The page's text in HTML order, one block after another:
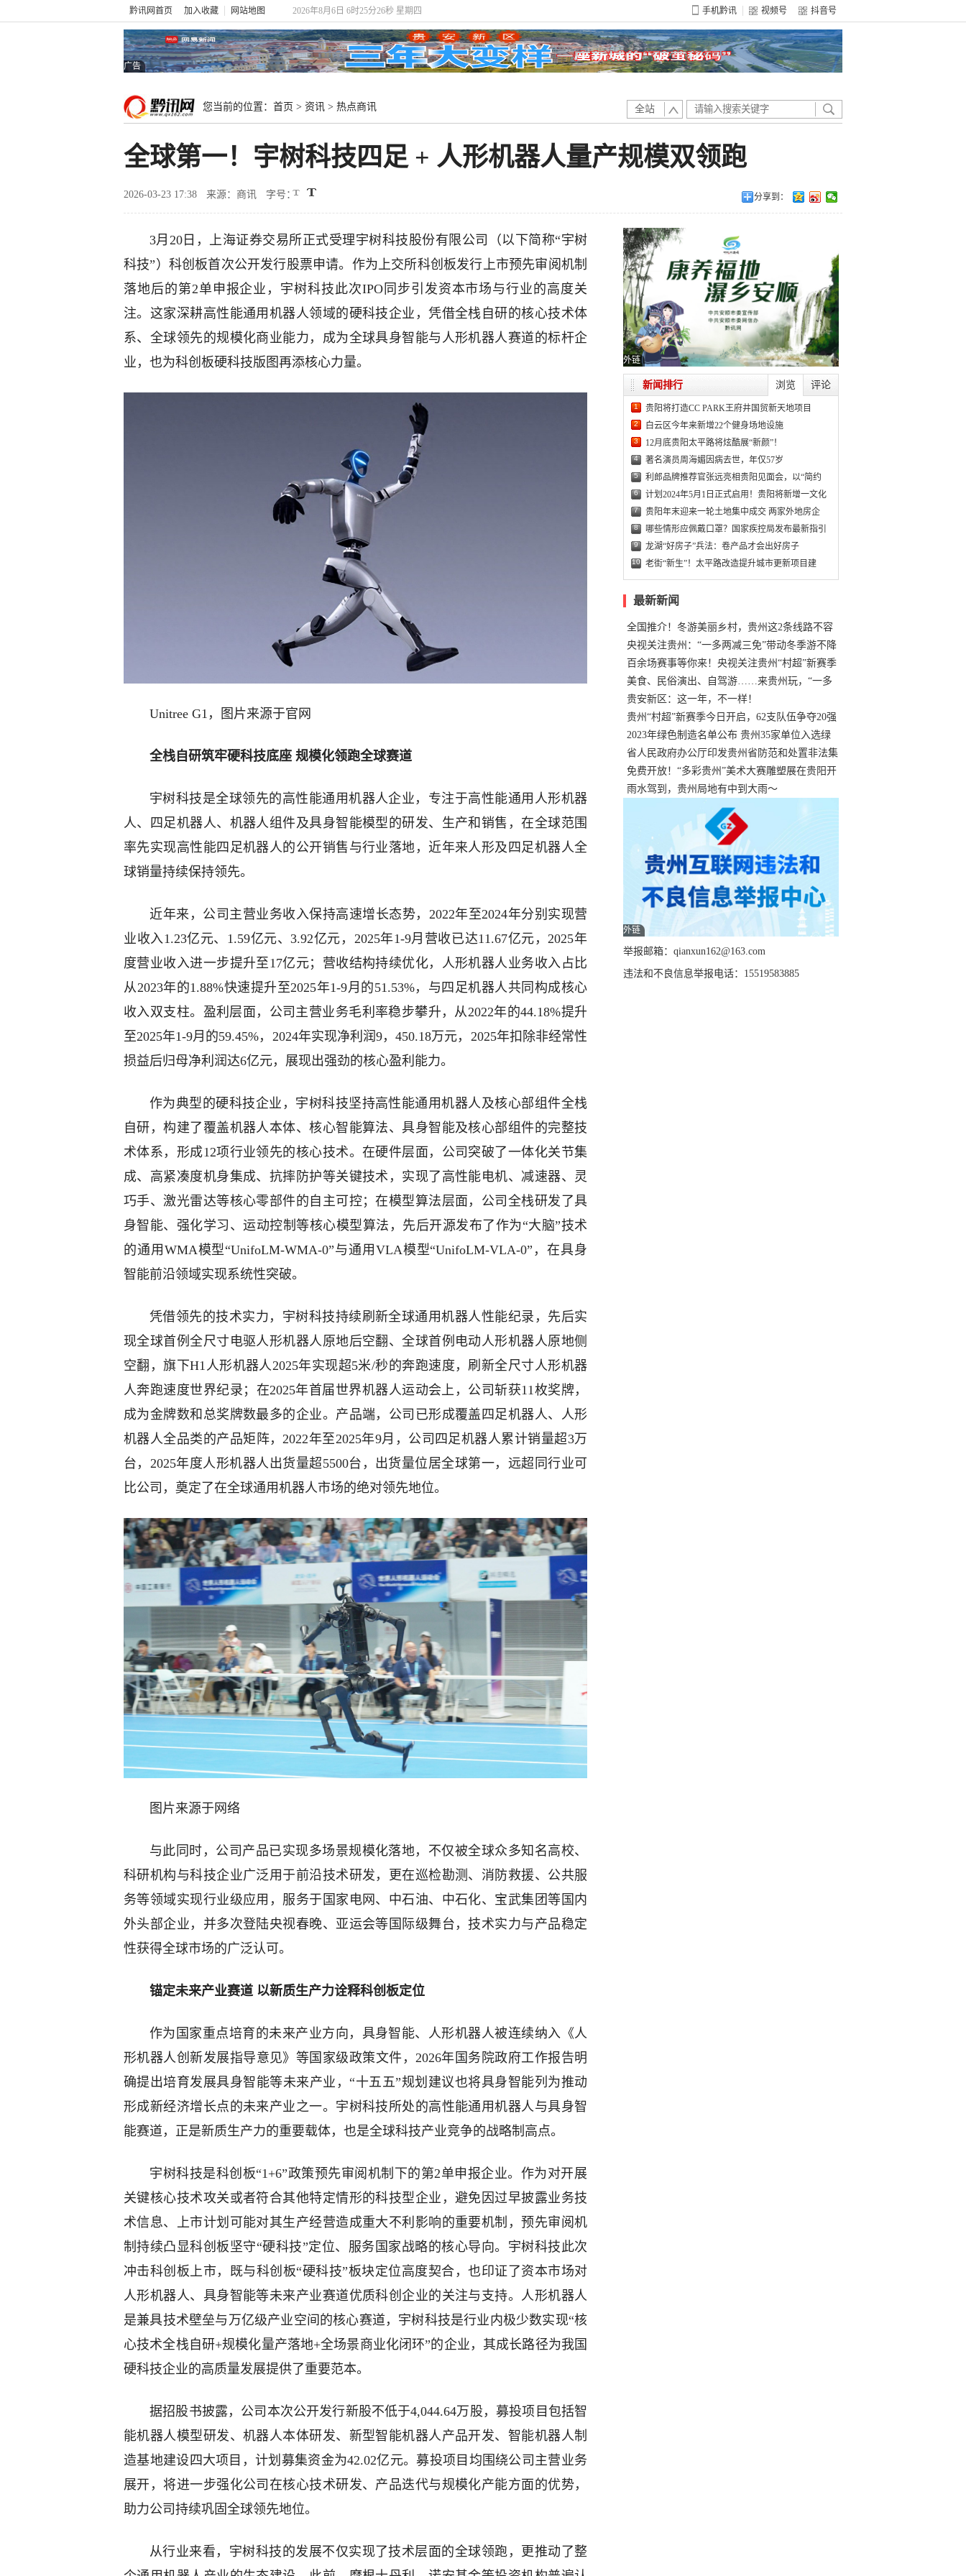
黔讯网首页 加入收藏 网站地图 2026年8月6日 6时25分27秒 星期四 手机黔讯 视频号 抖音号
广告
您当前的位置： 首页 > 资讯 > 热点商讯 全站
全球第一！宇树科技四足 + 人形机器人量产规模双领跑
2026-03-23 17:38 来源：商讯 字号： 分享到：
3月20日，上海证券交易所正式受理宇树科技股份有限公司（以下简称“宇树
科技”）科创板首次公开发行股票申请。作为上交所科创板发行上市预先审阅机制
落地后的第2单申报企业，宇树科技此次IPO同步引发资本市场与行业的高度关
注。这家深耕高性能通用机器人领域的硬科技企业，凭借全栈自研的核心技术体
系、全球领先的规模化商业能力，成为全球具身智能与人形机器人赛道的标杆企
业，也为科创板硬科技版图再添核心力量。
Unitree G1，图片来源于官网
全栈自研筑牢硬科技底座 规模化领跑全球赛道
宇树科技是全球领先的高性能通用机器人企业，专注于高性能通用人形机器
人、四足机器人、机器人组件及具身智能模型的研发、生产和销售，在全球范围
率先实现高性能四足机器人的公开销售与行业落地，近年来人形及四足机器人全
球销量持续保持领先。
近年来，公司主营业务收入保持高速增长态势，2022年至2024年分别实现营
业收入1.23亿元、1.59亿元、3.92亿元，2025年1-9月营收已达11.67亿元，2025年
度营业收入进一步提升至17亿元；营收结构持续优化，人形机器人业务收入占比
从2023年的1.88%快速提升至2025年1-9月的51.53%，与四足机器人共同构成核心
收入双支柱。盈利层面，公司主营业务毛利率稳步攀升，从2022年的44.18%提升
至2025年1-9月的59.45%，2024年实现净利润9，450.18万元，2025年扣除非经常性
损益后归母净利润达6亿元，展现出强劲的核心盈利能力。
作为典型的硬科技企业，宇树科技坚持高性能通用机器人及核心部组件全栈
自研，构建了覆盖机器人本体、核心智能算法、具身智能及核心部组件的完整技
术体系，形成12项行业领先的核心技术。在硬件层面，公司突破了一体化关节集
成、高紧凑度机身集成、抗摔防护等关键技术，实现了高性能电机、减速器、灵
巧手、激光雷达等核心零部件的自主可控；在模型算法层面，公司全栈研发了具
身智能、强化学习、运动控制等核心模型算法，先后开源发布了作为“大脑”技术
的通用WMA模型“UnifoLM-WMA-0”与通用VLA模型“UnifoLM-VLA-0”，在具身
智能前沿领域实现系统性突破。
凭借领先的技术实力，宇树科技持续刷新全球通用机器人性能纪录，先后实
现全球首例全尺寸电驱人形机器人原地后空翻、全球首例电动人形机器人原地侧
空翻，旗下H1人形机器人2025年实现超5米/秒的奔跑速度，刷新全尺寸人形机器
人奔跑速度世界纪录；在2025年首届世界机器人运动会上，公司斩获11枚奖牌，
成为金牌数和总奖牌数最多的企业。产品端，公司已形成覆盖四足机器人、人形
机器人全品类的产品矩阵，2022年至2025年9月，公司四足机器人累计销量超3万
台，2025年度人形机器人出货量超5500台，出货量位居全球第一，远超同行业可
比公司，奠定了在全球通用机器人市场的绝对领先地位。
图片来源于网络
与此同时，公司产品已实现多场景规模化落地，不仅被全球众多知名高校、
科研机构与科技企业广泛用于前沿技术研发，更在巡检勘测、消防救援、公共服
务等领域实现行业级应用，服务于国家电网、中石油、中石化、宝武集团等国内
外头部企业，并多次登陆央视春晚、亚运会等国际级舞台，技术实力与产品稳定
性获得全球市场的广泛认可。
锚定未来产业赛道 以新质生产力诠释科创板定位
作为国家重点培育的未来产业方向，具身智能、人形机器人被连续纳入《人
形机器人创新发展指导意见》等国家级政策文件，2026年国务院政府工作报告明
确提出培育发展具身智能等未来产业，“十五五”规划建议也将具身智能列为推动
形成新经济增长点的未来产业之一。宇树科技所处的高性能通用机器人与具身智
能赛道，正是新质生产力的重要载体，也是全球科技产业竞争的战略制高点。
宇树科技是科创板“1+6”政策预先审阅机制下的第2单申报企业。作为对开展
关键核心技术攻关或者符合其他特定情形的科技型企业，避免因过早披露业务技
术信息、上市计划可能对其生产经营造成重大不利影响的重要机制，预先审阅机
制持续凸显科创板坚守“硬科技”定位、服务国家战略的核心导向。宇树科技此次
冲击科创板上市，既与科创板“硬科技”板块定位高度契合，也印证了资本市场对
人形机器人、具身智能等未来产业赛道优质科创企业的关注与支持。人形机器人
是兼具技术壁垒与万亿级产业空间的核心赛道，宇树科技是行业内极少数实现“核
心技术全栈自研+规模化量产落地+全场景商业化闭环”的企业，其成长路径为我国
硬科技企业的高质量发展提供了重要范本。
据招股书披露，公司本次公开发行新股不低于4,044.64万股，募投项目包括智
能机器人模型研发、机器人本体研发、新型智能机器人产品开发、智能机器人制
造基地建设四大项目，计划募集资金为42.02亿元。募投项目均围绕公司主营业务
展开，将进一步强化公司在核心技术研发、产品迭代与规模化产能方面的优势，
助力公司持续巩固全球领先地位。
从行业来看，宇树科技的发展不仅实现了技术层面的全球领跑，更推动了整
外链
浏览 评论
新闻排行
1 贵阳将打造CC PARK王府井国贸新天地项目
2 白云区今年来新增22个健身场地设施
3 12月底贵阳太平路将炫酷展“新颜”！
4 著名演员周海媚因病去世，年仅57岁
5 利郎品牌推荐官张远亮相贵阳见面会，以“简约
6 计划2024年5月1日正式启用！贵阳将新增一文化
7 贵阳年末迎来一轮土地集中成交 两家外地房企
8 哪些情形应佩戴口罩？国家疾控局发布最新指引
9 龙湖“好房子”兵法：卷产品才会出好房子
10 老街“新生”！太平路改造提升城市更新项目建
最新新闻
全国推介！冬游美丽乡村，贵州这2条线路不容
错过
央视关注贵州：“一多两减三免”带动冬季游不降
温
百余场赛事等你来！央视关注贵州“村超”新赛季
正式“打响”
美食、民俗演出、自驾游……来贵州玩，“一多
两减三免”！
贵安新区：这一年，不一样！
贵州“村超”新赛季今日开启，62支队伍争夺20强
名额
2023年绿色制造名单公布 贵州35家单位入选绿
色工厂
省人民政府办公厅印发贵州省防范和处置非法集
资工作实施细则
免费开放！“多彩贵州”美术大赛雕塑展在贵阳开
展，持续至1月19日
雨水驾到，贵州局地有中到大雨～
外链
举报邮箱：qianxun162@163.com
违法和不良信息举报电话：15519583885